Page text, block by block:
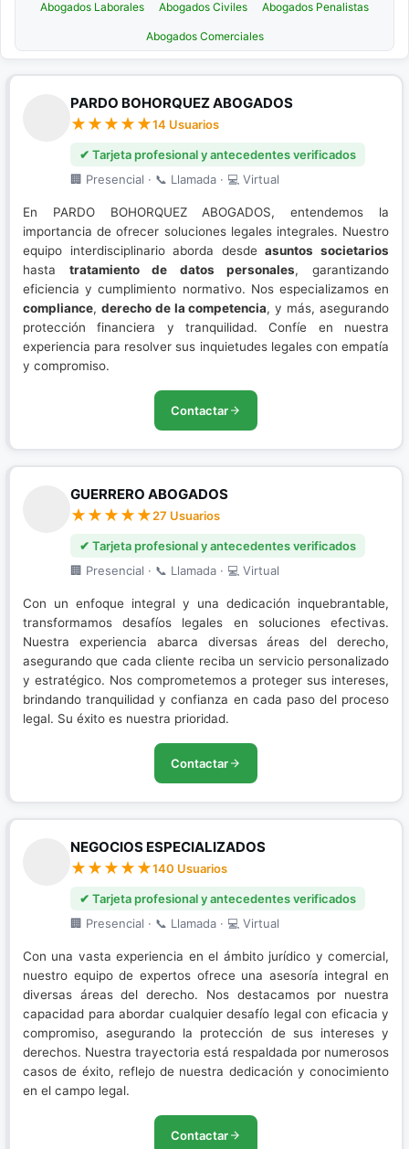
Abogados Laborales Abogados Civiles Abogados Penalistas
Abogados Comerciales
PARDO BOHORQUEZ ABOGADOS
14 Usuarios
✔ Tarjeta profesional y antecedentes verificados
🏢 Presencial · 📞 Llamada · 💻 Virtual
En PARDO BOHORQUEZ ABOGADOS, entendemos la
importancia de ofrecer soluciones legales integrales. Nuestro
equipo interdisciplinario aborda desdeasuntos societarios
hasta tratamiento de datos personales, garantizando
eficiencia y cumplimiento normativo. Nos especializamos en
compliance, derecho de la competencia, y más, asegurando
protección financiera y tranquilidad. Confíe en nuestra
experiencia para resolver sus inquietudes legales con empatía
y compromiso.
Contactar
GUERRERO ABOGADOS
27 Usuarios
✔ Tarjeta profesional y antecedentes verificados
🏢 Presencial · 📞 Llamada · 💻 Virtual
Con un enfoque integral y una dedicación inquebrantable,
transformamos desafíos legales en soluciones efectivas.
Nuestra experiencia abarca diversas áreas del derecho,
asegurando que cada cliente reciba un servicio personalizado
y estratégico. Nos comprometemos a proteger sus intereses,
brindando tranquilidad y confianza en cada paso del proceso
legal. Su éxito es nuestra prioridad.
Contactar
NEGOCIOS ESPECIALIZADOS
140 Usuarios
✔ Tarjeta profesional y antecedentes verificados
🏢 Presencial · 📞 Llamada · 💻 Virtual
Con una vasta experiencia en el ámbito jurídico y comercial,
nuestro equipo de expertos ofrece una asesoría integral en
diversas áreas del derecho. Nos destacamos por nuestra
capacidad para abordar cualquier desafío legal con eficacia y
compromiso, asegurando la protección de sus intereses y
derechos. Nuestra trayectoria está respaldada por numerosos
casos de éxito, reflejo de nuestra dedicación y conocimiento
en el campo legal.
Contactar